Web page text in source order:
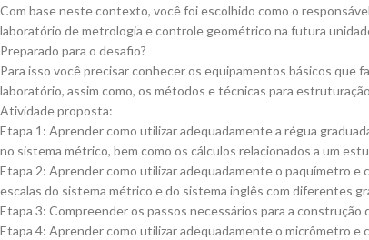
Com base neste contexto, você foi escolhido como o
laboratório de metrologia e controle geométrico na futura
Preparado para o desafio?
Para isso você precisar conhecer os equipamentos básicos que
laboratório, assim como, os métodos e técnicas para
Atividade proposta:
Etapa 1: Aprender como utilizar adequadamente a régua
no sistema métrico, bem como os cálculos relacionados a um
Etapa 2: Aprender como utilizar adequadamente o paquímetro e
escalas do sistema métrico e do sistema inglês com diferentes
Etapa 3: Compreender os passos necessários para a construção
Etapa 4: Aprender como utilizar adequadamente o micrômetro e